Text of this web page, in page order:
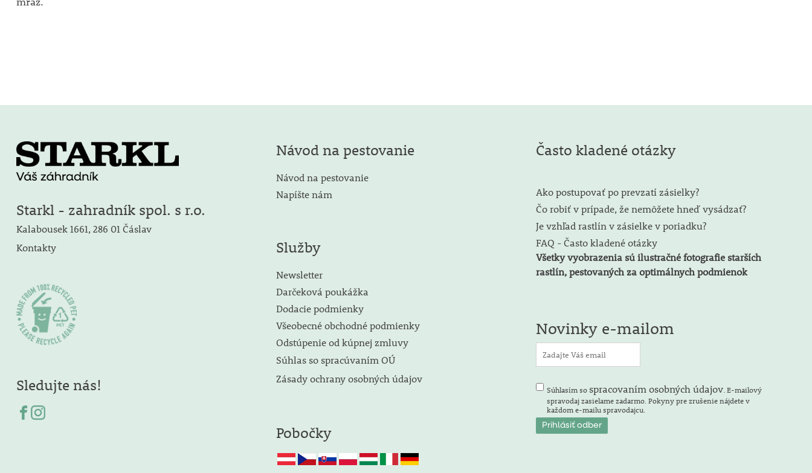
Starkl - zahradník spol. s r.o.
Kalabousek 1661, 286 01 Čáslav
Kontakty
Sledujte nás!
Návod na pestovanie
Návod na pestovanie
Napíšte nám
Služby
Newsletter
Darčeková poukážka
Dodacie podmienky
Všeobecné obchodné podmienky
Odstúpenie od kúpnej zmluvy
Súhlas so spracúvaním OÚ
Zásady ochrany osobných údajov
Pobočky
Často kladené otázky
Ako postupovať po prevzatí zásielky?
Čo robiť v prípade, že nemôžete hneď vysádzať?
Je vzhľad rastlín v zásielke v poriadku?
FAQ - Často kladené otázky
Všetky vyobrazenia sú ilustračné fotografie starších
rastlín, pestovaných za optimálnych podmienok
Novinky e-mailom
Súhlasím so spracovaním osobných údajov . E-mailový
spravodaj zasielame zadarmo. Pokyny pre zrušenie nájdete v
každom e-mailu spravodajcu.